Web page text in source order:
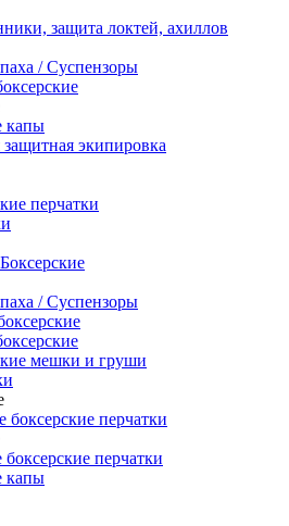
защита локтей, ахиллов
/ Суспензоры
капы
защитная экипировка
перчатки
/ Суспензоры
мешки и груши
боксерские перчатки
боксерские перчатки
капы